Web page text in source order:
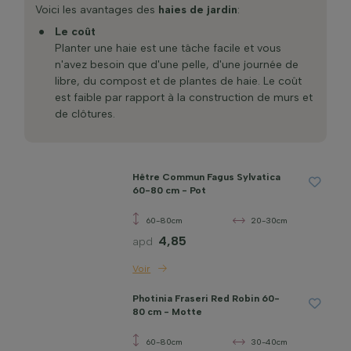
Voici les avantages des haies de jardin:
Le coût
Planter une haie est une tâche facile et vous
n'avez besoin que d'une pelle, d'une journée de
libre, du compost et de plantes de haie. Le coût
est faible par rapport à la construction de murs et
de clôtures.
le haut, une haie filtre et calme le vent, améliorant
ainsi la circulation de l'air et créant un microclimat
Les avantages environnementaux
Des haies épaisses et persistantes réduiront
réduire le bruit dépend de la densité, de la
maturité et de la hauteur de la haie.
Un faible entretien
Hêtre Commun Fagus Sylvatica
60-80 cm - Pot
60-80cm 20-30cm
apd 4,85
Voir
Photinia Fraseri Red Robin 60-
80 cm - Motte
60-80cm 30-40cm